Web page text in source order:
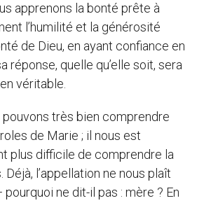
apprenons la bonté prête à
l’humilité et la générosité
de Dieu, en ayant confiance en
réponse, quelle qu’elle soit, sera
véritable.
très bien comprendre
de Marie ; il nous est
plus difficile de comprendre la
l’appellation ne nous plaît
pourquoi ne dit-il pas : mère ? En